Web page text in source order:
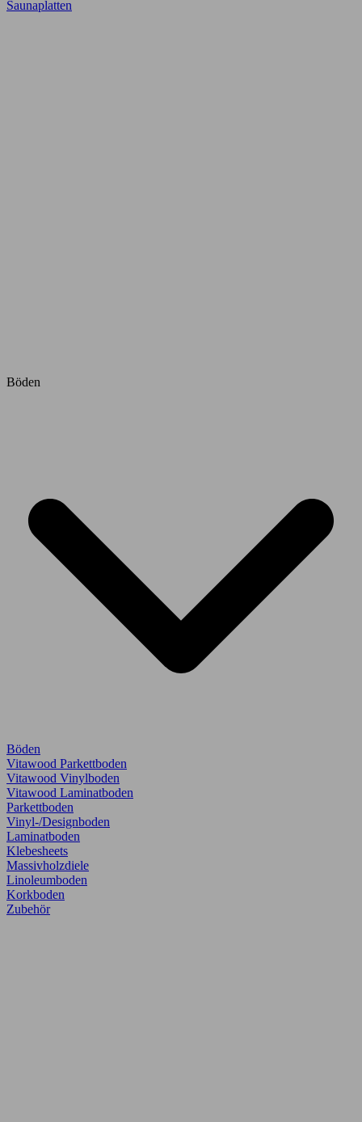
Saunaplatten
Böden
Böden
Vitawood Parkettboden
Vitawood Vinylboden
Vitawood Laminatboden
Parkettboden
Vinyl-/Designboden
Laminatboden
Klebesheets
Massivholzdiele
Linoleumboden
Korkboden
Zubehör